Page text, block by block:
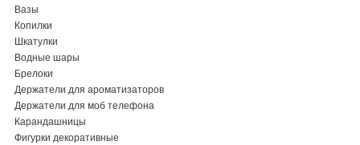
Вазы
Копилки
Шкатулки
Водные шары
Брелоки
Держатели для ароматизаторов
Держатели для моб телефона
Карандашницы
Фигурки декоративные